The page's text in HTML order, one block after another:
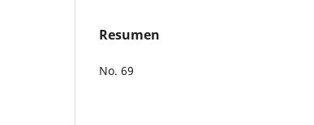
Resumen
No. 69